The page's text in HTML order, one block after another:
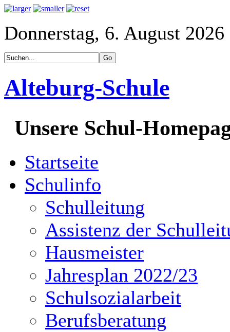
Donnerstag, 6. August 2026
Alteburg-Schule
Unsere Schul-
Startseite
Schulinfo
Schulleitung
Assistenz der
Hausmeister
Jahresplan 2022/23
Schulsozialarbeit
Berufsberatung